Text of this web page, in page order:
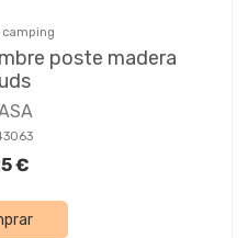
poste madera
€